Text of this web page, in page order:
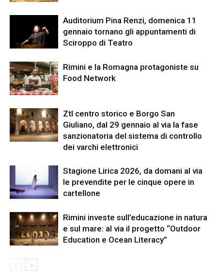
Auditorium Pina Renzi, domenica 11
gennaio tornano gli appuntamenti di
Sciroppo di Teatro
Rimini e la Romagna protagoniste su
Food Network
Ztl centro storico e Borgo San
Giuliano, dal 29 gennaio al via la fase
sanzionatoria del sistema di controllo
dei varchi elettronici
Stagione Lirica 2026, da domani al via
le prevendite per le cinque opere in
cartellone
Rimini investe sull’educazione in natura
e sul mare: al via il progetto “Outdoor
Education e Ocean Literacy”